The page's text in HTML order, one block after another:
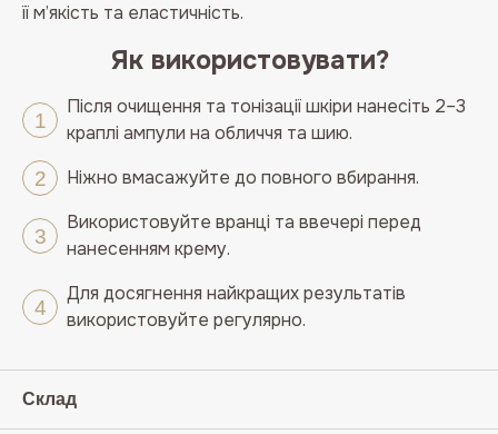
її м’якість та еластичність.
Як використовувати?
Після очищення та тонізації шкіри нанесіть 2–3
краплі ампули на обличчя та шию.
Ніжно вмасажуйте до повного вбирання.
Використовуйте вранці та ввечері перед
нанесенням крему.
Для досягнення найкращих результатів
використовуйте регулярно.
Склад